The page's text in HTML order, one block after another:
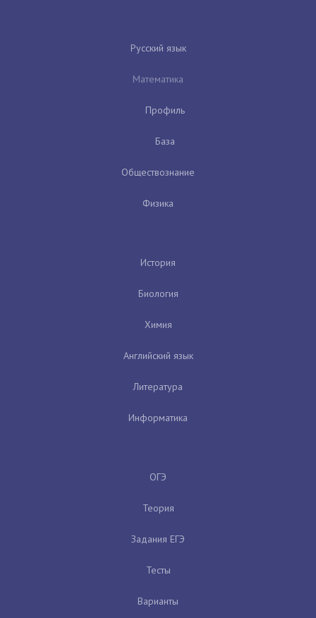
Русский язык
Математика
Профиль
База
Обществознание
Физика
История
Биология
Химия
Английский язык
Литература
Информатика
ОГЭ
Теория
Задания ЕГЭ
Тесты
Варианты